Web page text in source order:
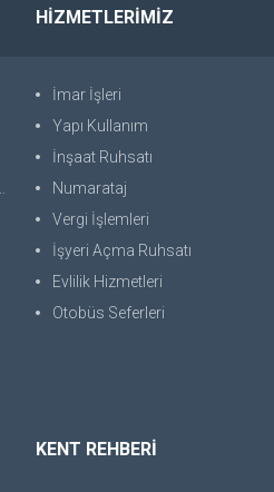
HİZMETLERİMİZ
İmar İşleri
Yapı Kullanım
İnşaat Ruhsatı
Numarataj
Vergi İşlemleri
İşyeri Açma Ruhsatı
Evlilik Hizmetleri
Otobüs Seferleri
KENT REHBERİ